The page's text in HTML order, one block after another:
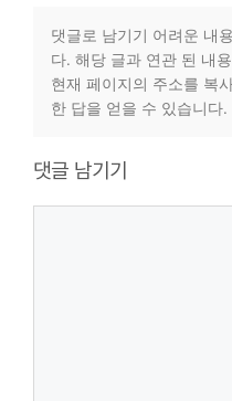
댓글로 남기기 어려운 내
다. 해당 글과 연관 된 내
현재 페이지의 주소를 복
한 답을 얻을 수 있습니다.
댓글 남기기